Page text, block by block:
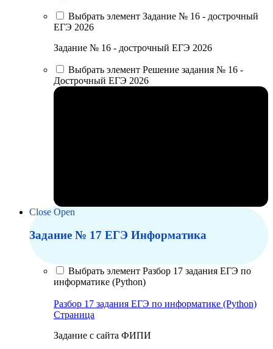
Выбрать элемент Задание № 16 - дострочный
ЕГЭ 2026
Задание № 16 - дострочный ЕГЭ 2026
Выбрать элемент Решение задания № 16 -
Дострочный ЕГЭ 2026
Close Open
Задание № 17 ЕГЭ Информатика
Выбрать элемент Разбор 17 задания ЕГЭ по
информатике (Python)
Разбор 17 задания ЕГЭ по информатике (Python)
Страница
Задание с сайта ФИПИ